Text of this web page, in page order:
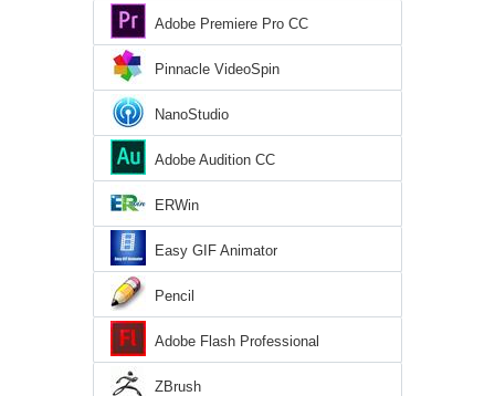
Adobe Premiere Pro CC
Pinnacle VideoSpin
NanoStudio
Adobe Audition CC
ERWin
Easy GIF Animator
Pencil
Adobe Flash Professional
ZBrush